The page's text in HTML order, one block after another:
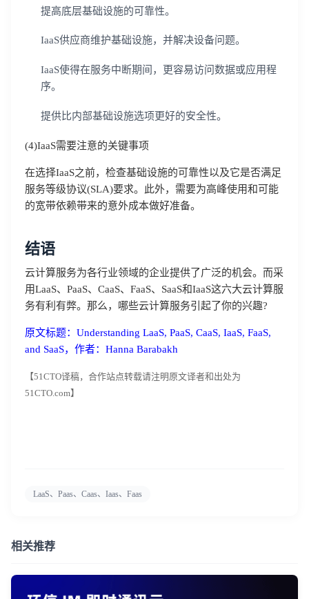
提高底层基础设施的可靠性。
IaaS供应商维护基础设施，并解决设备问题。
IaaS使得在服务中断期间，更容易访问数据或应用程
序。
提供比内部基础设施选项更好的安全性。
(4)IaaS需要注意的关键事项
在选择IaaS之前，检查基础设施的可靠性以及它是否满足
服务等级协议(SLA)要求。此外，需要为高峰使用和可能
的宽带依赖带来的意外成本做好准备。
结语
云计算服务为各行业领域的企业提供了广泛的机会。而采
用LaaS、PaaS、CaaS、FaaS、SaaS和IaaS这六大云计算服
务有利有弊。那么，哪些云计算服务引起了你的兴趣?
原文标题：Understanding LaaS, PaaS, CaaS, IaaS, FaaS,
and SaaS，作者：Hanna Barabakh
【51CTO译稿，合作站点转载请注明原文译者和出处为
51CTO.com】
LaaS、Paas、Caas、Iaas、Faas
相关推荐